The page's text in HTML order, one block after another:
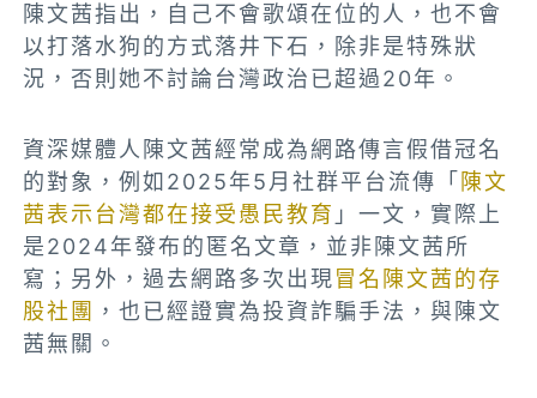
陳文茜指出，自己不會歌頌在位的人，也不會
以打落水狗的方式落井下石，除非是特殊狀
況，否則她不討論台灣政治已超過20年。
資深媒體人陳文茜經常成為網路傳言假借冠名
的對象，例如2025年5月社群平台流傳「 陳文
茜表示台灣都在接受愚民教育 」一文，實際上
是2024年發布的匿名文章，並非陳文茜所
寫；另外，過去網路多次出現冒名陳文茜的存
股社團 ，也已經證實為投資詐騙手法，與陳文
茜無關。